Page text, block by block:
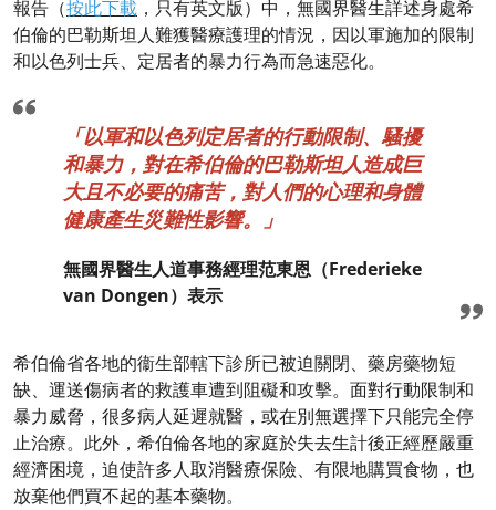
報告（按此下載 ，只有英文版）中，無國界醫生詳述身處希
伯倫的巴勒斯坦人難獲醫療護理的情況，因以軍施加的限制
和以色列士兵、定居者的暴力行為而急速惡化。
「以軍和以色列定居者的行動限制、騷擾
和暴力，對在希伯倫的巴勒斯坦人造成巨
大且不必要的痛苦，對人們的心理和身體
健康產生災難性影響。」
無國界醫生人道事務經理范東恩（Frederieke
van Dongen）表示
希伯倫省各地的衞生部轄下診所已被迫關閉、藥房藥物短
缺、運送傷病者的救護車遭到阻礙和攻擊。面對行動限制和
暴力威脅，很多病人延遲就醫，或在別無選擇下只能完全停
止治療。此外，希伯倫各地的家庭於失去生計後正經歷嚴重
經濟困境，迫使許多人取消醫療保險、有限地購買食物，也
放棄他們買不起的基本藥物。